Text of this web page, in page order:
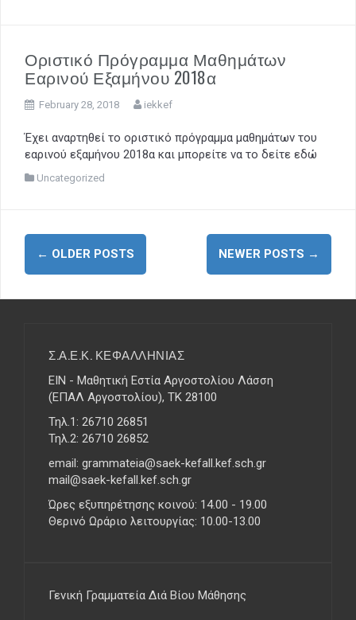
Οριστικό Πρόγραμμα Μαθημάτων
Εαρινού Εξαμήνου 2018α
February 28, 2018 iekkef
Έχει αναρτηθεί το οριστικό πρόγραμμα μαθημάτων του
εαρινού εξαμήνου 2018α και μπορείτε να το δείτε εδώ
Uncategorized
o
s
← OLDER POSTS NEWER POSTS →
Σ.Α.Ε.Κ. ΚΕΦΑΛΛΗΝΙΑΣ
ΕΙΝ - Μαθητική Εστία Αργοστολίου Λάσση
(ΕΠΑΛ Αργοστολίου), ΤΚ 28100
Τηλ.1: 26710 26851
Τηλ.2: 26710 26852
email: grammateia@saek-kefall.kef.sch.gr
mail@saek-kefall.kef.sch.gr
Ώρες εξυπηρέτησης κοινού: 14.00 - 19.00
Θερινό Ωράριο λειτουργίας: 10.00-13.00
Γενική Γραμματεία Διά Βίου Μάθησης